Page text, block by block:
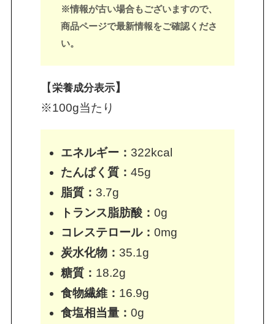
※情報が古い場合もございますので、
商品ページで最新情報をご確認くださ
い。
【栄養成分表示】
※100g当たり
エネルギー： 322kcal
たんぱく質： 45g
脂質： 3.7g
トランス脂肪酸： 0g
コレステロール： 0mg
炭水化物： 35.1g
糖質： 18.2g
食物繊維： 16.9g
食塩相当量： 0g